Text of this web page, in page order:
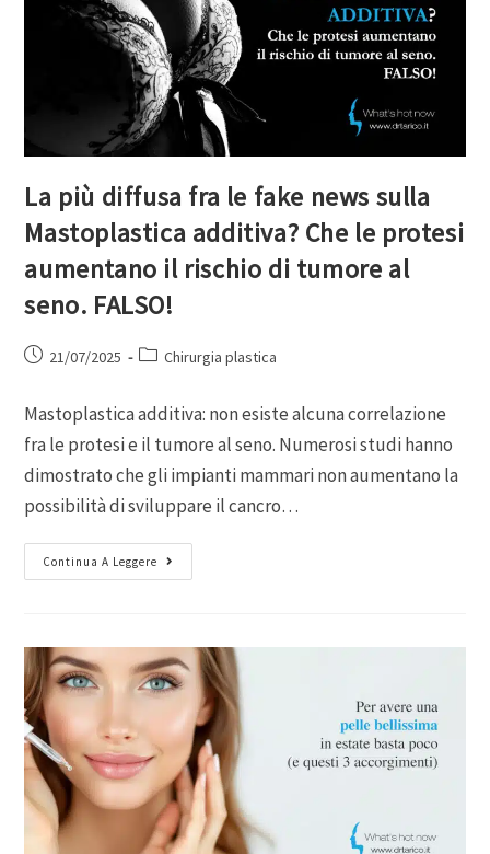
La più diffusa fra le fake news sulla
Mastoplastica additiva? Che le protesi
aumentano il rischio di tumore al
seno. FALSO!
21/07/2025 Chirurgia plastica
Mastoplastica additiva: non esiste alcuna correlazione
fra le protesi e il tumore al seno. Numerosi studi hanno
dimostrato che gli impianti mammari non aumentano la
possibilità di sviluppare il cancro…
Continua A Leggere